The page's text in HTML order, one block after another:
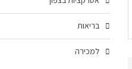
בריאות
למכירה